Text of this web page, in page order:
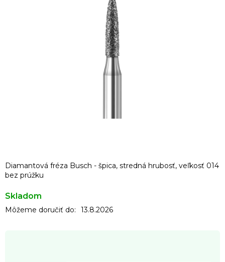
Diamantová fréza Busch - špica, stredná hrubosť, veľkosť 014
bez prúžku
Skladom
Môžeme doručiť do: 13.8.2026